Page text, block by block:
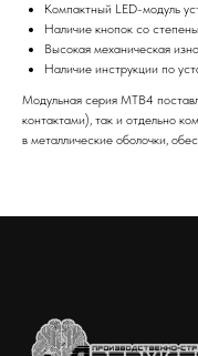
Компактный LED-модуль
Наличие кнопок со
Высокая механическая
Наличие инструкции по
Модульная серия MTB4
контактами), так и отдельно
в металлические оболочки,